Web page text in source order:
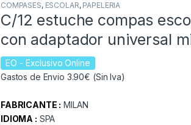
COMPASES, ESCOLAR, PAPELERIA
C/12 estuche compas
con adaptador universal
EO - Exclusivo Online
Gastos de Envio 3.90€ (Sin Iva)
FABRICANTE : MILAN
IDIOMA : SPA